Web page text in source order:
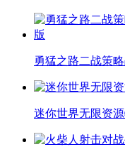
勇猛之路二战策
迷你世界无限资